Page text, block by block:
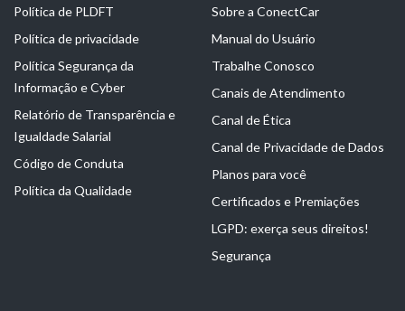
Política de PLDFT
Política de privacidade
Política Segurança da
Informação e Cyber
Relatório de Transparência e
Igualdade Salarial
Código de Conduta
Política da Qualidade
Sobre a ConectCar
Manual do Usuário
Trabalhe Conosco
Canais de Atendimento
Canal de Ética
Canal de Privacidade de Dados
Planos para você
Certificados e Premiações
LGPD: exerça seus direitos!
Segurança